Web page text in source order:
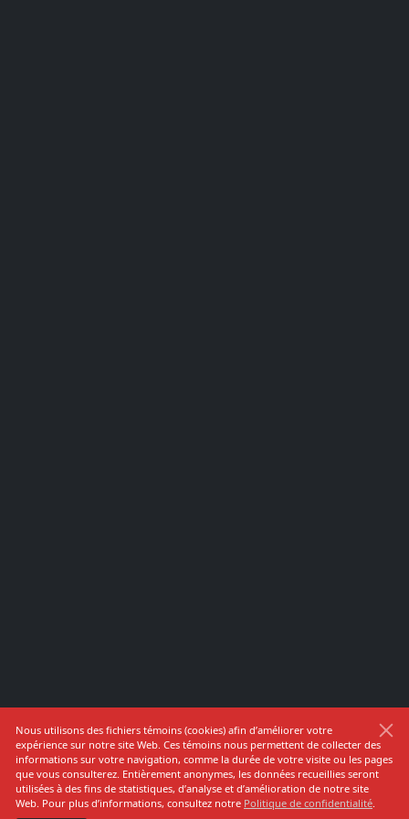
Nous utilisons des fichiers témoins (cookies) afin d’améliorer votre
expérience sur notre site Web. Ces témoins nous permettent de collecter des
informations sur votre navigation, comme la durée de votre visite ou les pages
que vous consulterez. Entièrement anonymes, les données recueillies seront
utilisées à des fins de statistiques, d’analyse et d’amélioration de notre site
Web. Pour plus d’informations, consultez notre Politique de confidentialité.